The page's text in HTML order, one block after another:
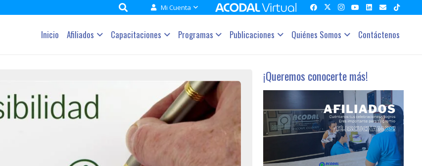
Mi Cuenta
Inicio Afiliados Capacitaciones Programas Publicaciones Quiénes Somos Contáctenos
¡Queremos conocerte más!